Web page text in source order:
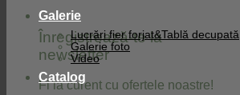
Înregistrează-te la
newsletter
Fi la curent cu ofertele noastre!
Galerie
Lucrări fier forjat&Tablă decupată
Galerie foto
Video
Catalog